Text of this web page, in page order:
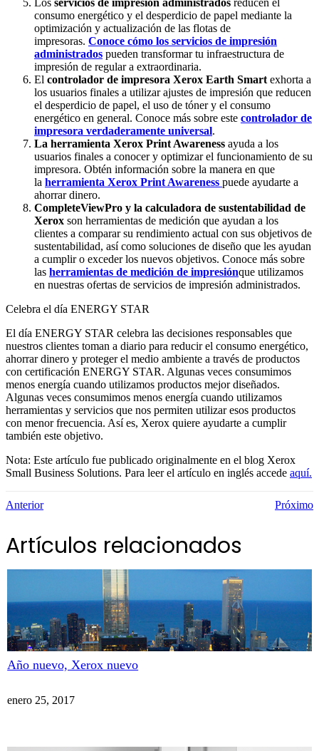
consumo energético y el desperdicio de papel mediante la
optimización y actualización de las flotas de
impresoras. Conoce cómo los servicios de impresión
administrados pueden transformar tu infraestructura de
impresión de regular a extraordinaria.
El controlador de impresora Xerox Earth Smart exhorta a
los usuarios finales a utilizar ajustes de impresión que reducen
el desperdicio de papel, el uso de tóner y el consumo
energético en general. Conoce más sobre este controlador de
impresora verdaderamente universal.
La herramienta Xerox Print Awareness ayuda a los
usuarios finales a conocer y optimizar el funcionamiento de su
impresora. Obtén información sobre la manera en que
la herramienta Xerox Print Awareness puede ayudarte a
ahorrar dinero.
CompleteViewPro y la calculadora de sustentabilidad de
Xerox son herramientas de medición que ayudan a los
clientes a comparar su rendimiento actual con sus objetivos de
sustentabilidad, así como soluciones de diseño que les ayudan
a cumplir o exceder los nuevos objetivos. Conoce más sobre
las herramientas de medición de impresiónque utilizamos
en nuestras ofertas de servicios de impresión administrados.
Celebra el día ENERGY STAR
El día ENERGY STAR celebra las decisiones responsables que
nuestros clientes toman a diario para reducir el consumo energético,
ahorrar dinero y proteger el medio ambiente a través de productos
con certificación ENERGY STAR. Algunas veces consumimos
menos energía cuando utilizamos productos mejor diseñados.
Algunas veces consumimos menos energía cuando utilizamos
herramientas y servicios que nos permiten utilizar esos productos
con menor frecuencia. Así es, Xerox quiere ayudarte a cumplir
también este objetivo.
Nota: Este artículo fue publicado originalmente en el blog Xerox
Small Business Solutions. Para leer el artículo en inglés accede aquí.
Anterior Próximo
Artículos relacionados
Año nuevo, Xerox nuevo
enero 25, 2017